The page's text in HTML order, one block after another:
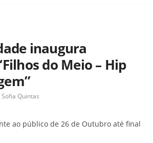
inaugura
do Meio – Hip
Sofia Quintas
ao público de 26 de Outubro até final